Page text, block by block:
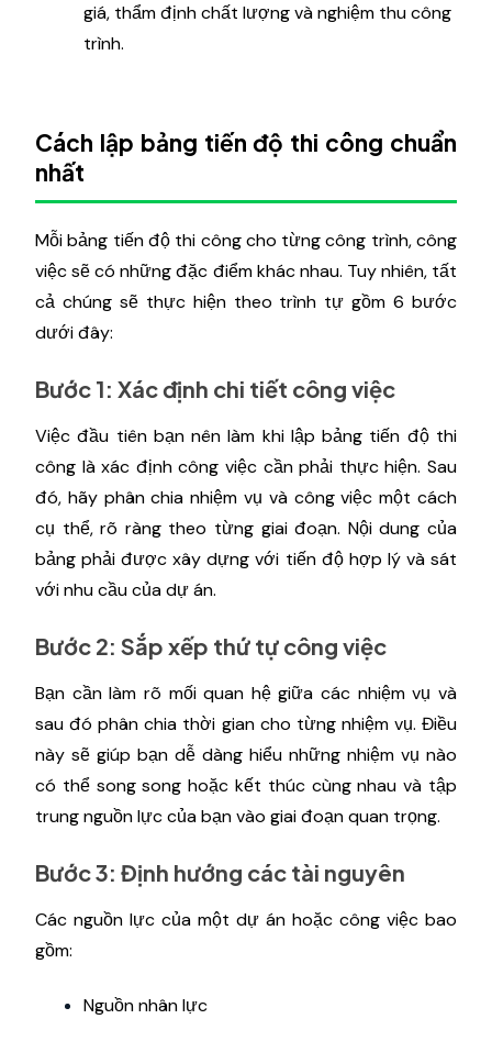
giá, thẩm định chất lượng và nghiệm thu công
trình.
Cách lập bảng tiến độ thi công chuẩn
nhất
Mỗi bảng tiến độ thi công cho từng công trình, công
việc sẽ có những đặc điểm khác nhau. Tuy nhiên, tất
cả chúng sẽ thực hiện theo trình tự gồm 6 bước
dưới đây:
Bước 1: Xác định chi tiết công việc
Việc đầu tiên bạn nên làm khi lập bảng tiến độ thi
công là xác định công việc cần phải thực hiện. Sau
đó, hãy phân chia nhiệm vụ và công việc một cách
cụ thể, rõ ràng theo từng giai đoạn. Nội dung của
bảng phải được xây dựng với tiến độ hợp lý và sát
với nhu cầu của dự án.
Bước 2: Sắp xếp thứ tự công việc
Bạn cần làm rõ mối quan hệ giữa các nhiệm vụ và
sau đó phân chia thời gian cho từng nhiệm vụ. Điều
này sẽ giúp bạn dễ dàng hiểu những nhiệm vụ nào
có thể song song hoặc kết thúc cùng nhau và tập
trung nguồn lực của bạn vào giai đoạn quan trọng.
Bước 3: Định hướng các tài nguyên
Các nguồn lực của một dự án hoặc công việc bao
gồm:
Nguồn nhân lực